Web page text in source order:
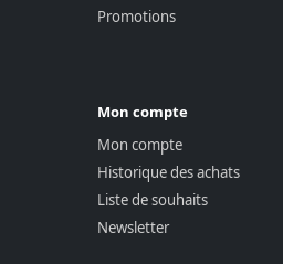
Promotions
Mon compte
Mon compte
Historique des achats
Liste de souhaits
Newsletter